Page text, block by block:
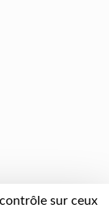
sur ceux